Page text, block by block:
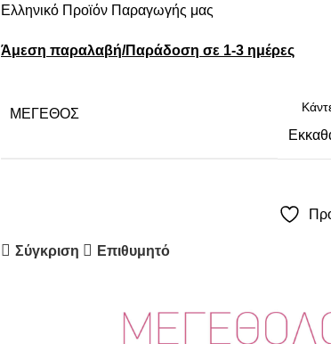
Ελληνικό Προϊόν Παραγωγής μας
Άμεση παραλαβή/Παράδοση σε 1-3 ημέρες
ΜΈΓΕΘΟΣ
Σύγκριση Επιθυμητό